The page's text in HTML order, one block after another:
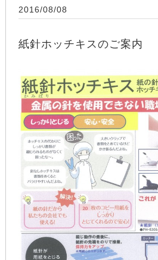
2016/08/08
紙針ホッチキスのご案内